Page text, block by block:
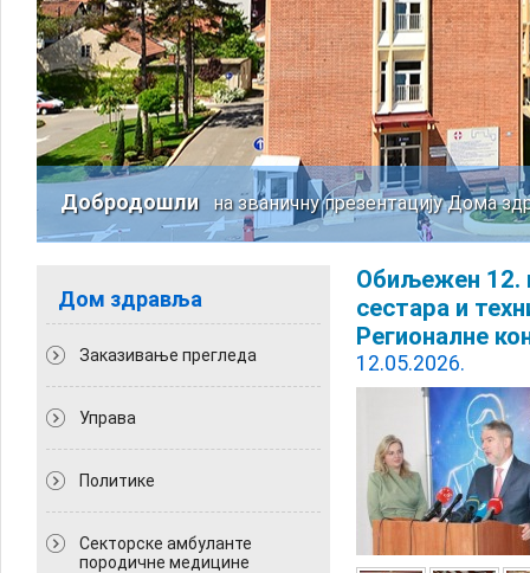
Добродошлина званичну презентацију Дома
Дом здравља
Заказивање прегледа
Управа
Политикe
Секторске амбуланте
породичне медицине
Обиљежен 12.
сестара и
Регионалне
12.05.2026.